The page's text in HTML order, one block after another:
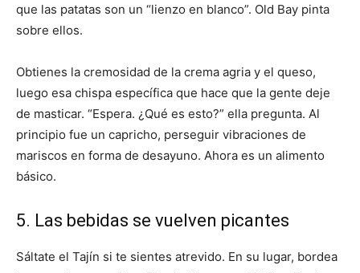
que las patatas son un “lienzo en blanco”. Old Bay pinta
sobre ellos.
Obtienes la cremosidad de la crema agria y el queso,
luego esa chispa específica que hace que la gente deje
de masticar. “Espera. ¿Qué es esto?” ella pregunta. Al
principio fue un capricho, perseguir vibraciones de
mariscos en forma de desayuno. Ahora es un alimento
básico.
5. Las bebidas se vuelven picantes
Sáltate el Tajín si te sientes atrevido. En su lugar, bordea